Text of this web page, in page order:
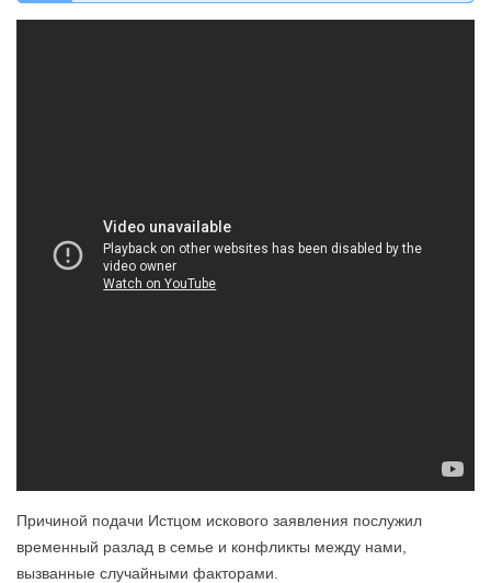
Причиной подачи Истцом искового заявления послужил
временный разлад в семье и конфликты между нами,
вызванные случайными факторами.